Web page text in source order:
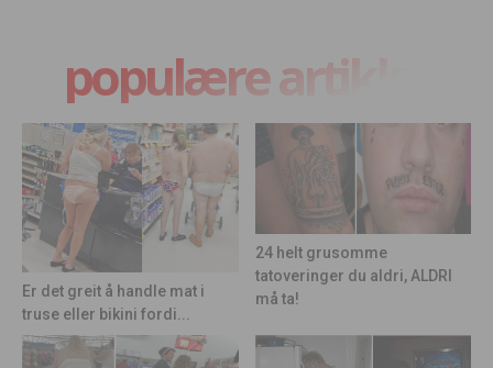
populære artikler
Er det greit å handle mat i
truse eller bikini fordi...
24 helt grusomme
tatoveringer du aldri, ALDRI
må ta!